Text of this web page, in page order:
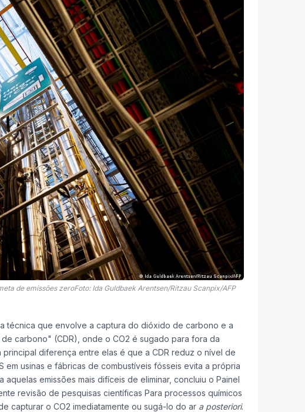
de emissões zeroFoto: Ida Guldbaek Arentsen/Ritzau Scanpix/AFP
técnica que envolve a captura do dióxido de carbono e a
carbono" (CDR), onde o CO2 é sugado para fora da
principal diferença entre elas é que a CDR reduz o nível de
usinas e fábricas de combustíveis fósseis evita a própria
emissões mais difíceis de eliminar, concluiu o Painel
revisão de pesquisas científicas Para processos químicos
capturar o CO2 imediatamente ou sugá-lo do ar a posteriori.